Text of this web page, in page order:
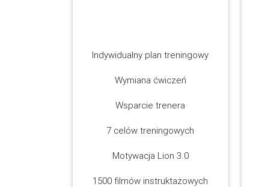
Indywidualny plan treningowy
Wymiana ćwiczeń
Wsparcie trenera
7 celów treningowych
Motywacja Lion 3.0
1500 filmów instruktażowych